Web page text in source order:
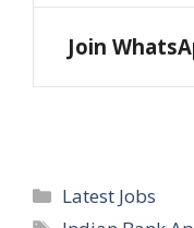
Join
Categories
Latest Jobs